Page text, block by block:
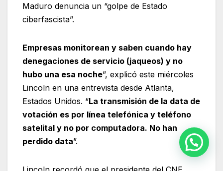
Maduro denuncia un “golpe de Estado
ciberfascista”.
Empresas monitorean y saben cuando hay
denegaciones de servicio (jaqueos) y no
hubo una esa noche”, explicó este miércoles
Lincoln en una entrevista desde Atlanta,
Estados Unidos. “La transmisión de la data de
votación es por línea telefónica y teléfono
satelital y no por computadora. No han
perdido data”.